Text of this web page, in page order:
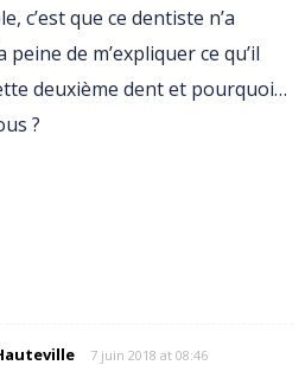
c’est que ce dentiste n’a
de m’expliquer ce qu’il
deuxième dent et pourquoi…
?
7 juin 2018 at 08:46